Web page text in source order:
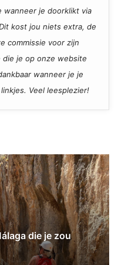
wanneer je doorklikt via
kost jou niets extra, de
commissie voor zijn
die je op onze website
wanneer je je
Veel leesplezier!
die je zou